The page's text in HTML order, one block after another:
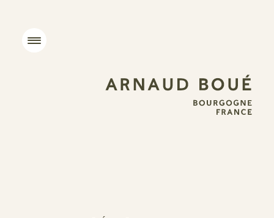
MENU
LÉGALES